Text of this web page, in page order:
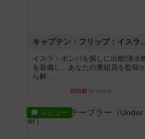
キャプテン・フ
イスラ・ボンバを探しに出航!潜水
を装備し、あなたの乗組員を監獄
ら解...
25分前by jurong
レビュー